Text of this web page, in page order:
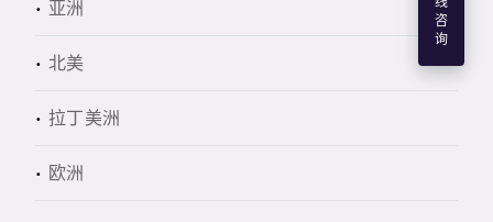
亚洲
北美
拉丁美洲
欧洲
咨
询